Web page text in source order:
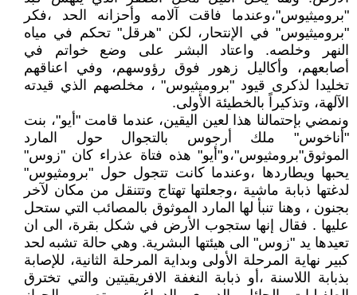
"بروميثيوس"،وعندما فاقت آلامه وأحزانه الحد ،فكر
"بروميثيوس" في الإنتحار، لكن "هرقل" تحكم في مياه
النهر وخلصه. واعتاد البشر على وضع خواتم في
أصابعهم، وأكاليل زهور فوق رؤوسهم، وفي اعناقهم
تخليدا لذكرى قيود "بروميثيوس" ، مخلصهم الذي قيدته
الآلهة، وتذكيراً بالخطيئة الأولى.
ونمضي بإحتمالنا هذا لعين اليقين، عندما قامت "أيو"، بنت
"أناخوس" ملك أرجوس بالتجوال حول المارد
الموثوق"برومثيوس"،و"أيو" هذه فتاة عذراء كان "زوس"
يحبها ويطاردها ،وعندما كانت تتجول حول "برومثيوس"
لدغتها ذبابة ماشية ،وجعلتها تهتاج وتتنقل من مكان لآخر
بجنون ، وهنا تنبأ لها المارد الموثوق بالمصائب التي ستحل
عليها . فقال إنها ستجوب الأرض في شكل بقرة، الى ان
تعيدها يد "زوس" الى هيئتها البشرية. وهي حالة تشبه لحد
كبير نهاية المرحلة الأولى وبداية المرحلة الثانية، للإصابة
بذبابة اللاسنة ،أو ذبابة النغفة الافريقيتين والتي تخترق